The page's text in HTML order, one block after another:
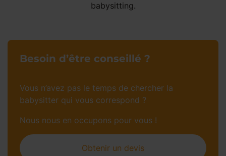
babysitting.
Besoin d’être conseillé ?
Vous n’avez pas le temps de chercher la
babysitter qui vous correspond ?
Nous nous en occupons pour vous !
Obtenir un devis